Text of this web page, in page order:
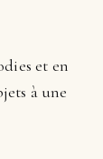
et en
à une